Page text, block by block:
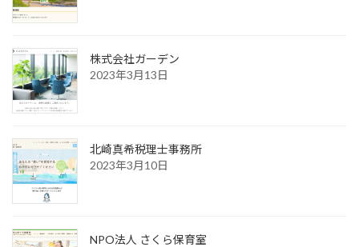
株式会社ガーデン
2023年3月13日
北崎真希税理士事務所
2023年3月10日
NPO法人 さくら保育室